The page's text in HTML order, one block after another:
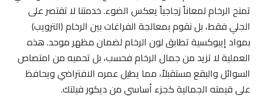
تمنح الرخام لمعاناً زجاجياً يعكس الضوء. خدمتنا لا تقتصر على
الجلي فقط، بل نقوم بمعالجة الفراغات بين الرخام (الترويب)
بمواد إيبوكسية تطابق لون الرخام لضمان مظهر موحد. هذه
العملية لا تزيد من جمال الرخام فحسب، بل تحميه من امتصاص
السوائل والبقع مستقبلاً، مما يطيل عمره الافتراضي ويحافظ
على قيمته الجمالية كجزء أساسي من ديكور فيلتك.